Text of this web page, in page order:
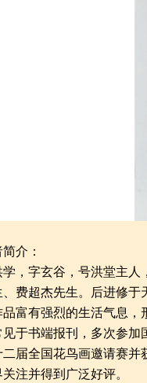
介：
学，字玄谷，号洪堂主
、费超杰先生。后进修于
品富有强烈的生活气息，
见于书端报刊，多次参加
二届全国花鸟画邀请赛并
注并得到广泛好评。